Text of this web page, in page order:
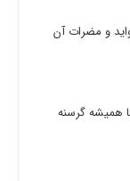
و مضرات آن
همیشه گرسنه